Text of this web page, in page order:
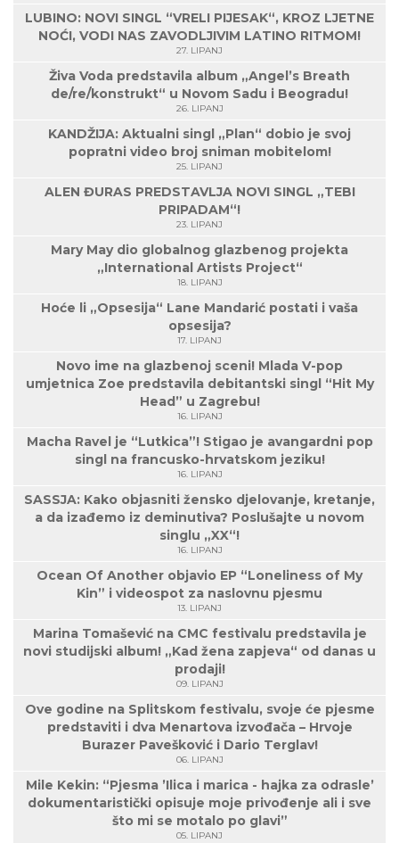
LUBINO: NOVI SINGL “VRELI PIJESAK“, KROZ LJETNE
NOĆI, VODI NAS ZAVODLJIVIM LATINO RITMOM!
27. LIPANJ
Živa Voda predstavila album „Angel’s Breath
de/re/konstrukt“ u Novom Sadu i Beogradu!
26. LIPANJ
KANDŽIJA: Aktualni singl „Plan“ dobio je svoj
popratni video broj sniman mobitelom!
25. LIPANJ
ALEN ĐURAS PREDSTAVLJA NOVI SINGL „TEBI
PRIPADAM“!
23. LIPANJ
Mary May dio globalnog glazbenog projekta
„International Artists Project“
18. LIPANJ
Hoće li „Opsesija“ Lane Mandarić postati i vaša
opsesija?
17. LIPANJ
Novo ime na glazbenoj sceni! Mlada V-pop
umjetnica Zoe predstavila debitantski singl “Hit My
Head” u Zagrebu!
16. LIPANJ
Macha Ravel je “Lutkica”! Stigao je avangardni pop
singl na francusko-hrvatskom jeziku!
16. LIPANJ
SASSJA: Kako objasniti žensko djelovanje, kretanje,
a da izađemo iz deminutiva? Poslušajte u novom
singlu „XX“!
16. LIPANJ
Ocean Of Another objavio EP “Loneliness of My
Kin” i videospot za naslovnu pjesmu
13. LIPANJ
Marina Tomašević na CMC festivalu predstavila je
novi studijski album! „Kad žena zapjeva“ od danas u
prodaji!
09. LIPANJ
Ove godine na Splitskom festivalu, svoje će pjesme
predstaviti i dva Menartova izvođača – Hrvoje
Burazer Pavešković i Dario Terglav!
06. LIPANJ
Mile Kekin: “Pjesma ’Ilica i marica - hajka za odrasle’
dokumentaristički opisuje moje privođenje ali i sve
što mi se motalo po glavi”
05. LIPANJ